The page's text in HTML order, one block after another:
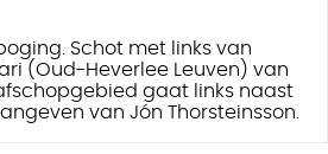
Schot met links van
(Oud-Heverlee Leuven) van
gaat links naast
van Jón Thorsteinsson.